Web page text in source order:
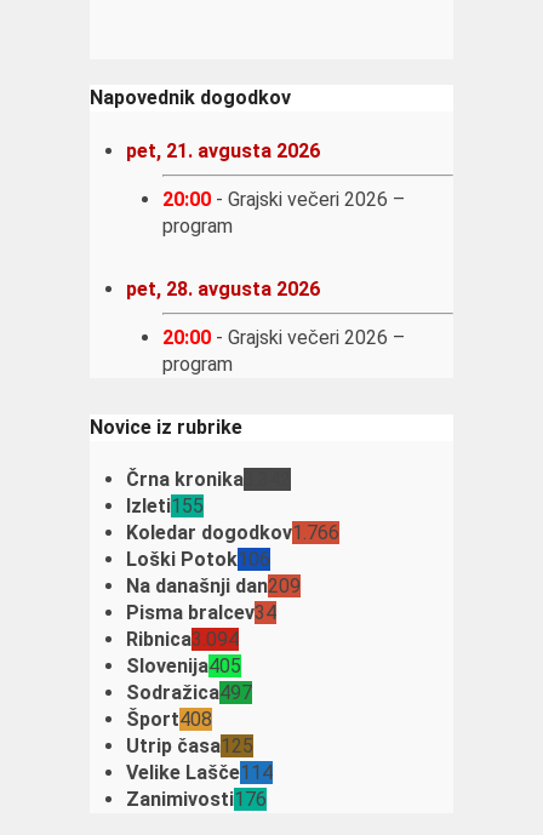
Napovednik dogodkov
pet, 21. avgusta 2026
20:00 - Grajski večeri 2026 –
program
pet, 28. avgusta 2026
20:00 - Grajski večeri 2026 –
program
Novice iz rubrike
Črna kronika
Izleti155
Koledar dogodkov1.766
Loški Potok106
Na današnji dan209
Pisma bralcev34
Ribnica3.094
Slovenija405
Sodražica497
Šport408
Utrip časa125
Velike Lašče114
Zanimivosti176